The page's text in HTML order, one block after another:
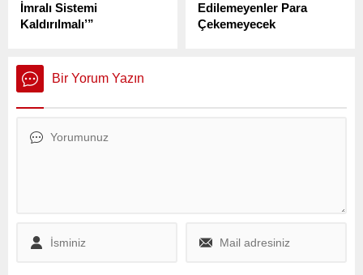
İmralı Sistemi
Kaldırılmalı’”
yaptığı “Teröristbaşının
tecridi kaldırılırsa, gelsin
TBMM DEM Parti grup
çağrısının ardından
Edilemeyenler Para
Çekemeyecek
telefon aboneliklerine
Bir Yorum Yazın